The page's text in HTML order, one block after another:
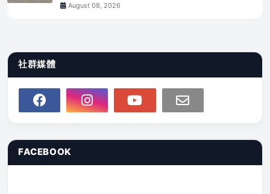
August 08, 2026
社群媒體
FACEBOOK